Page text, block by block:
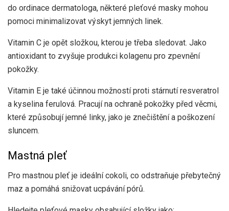
do ordinace dermatologa, některé pleťové masky mohou
pomoci minimalizovat výskyt jemných linek.
Vitamin C je opět složkou, kterou je třeba sledovat. Jako
antioxidant to zvyšuje produkci kolagenu pro zpevnění
pokožky.
Vitamin E je také účinnou možností proti stárnutíresveratrol
a kyselina ferulová. Pracují na ochraně pokožky před věcmi,
které způsobují jemné linky, jako je znečištění a poškození
sluncem.
Mastná pleť
Pro mastnou pleť je ideální cokoli, co odstraňuje přebytečný
maz a pomáhá snižovat ucpávání pórů.